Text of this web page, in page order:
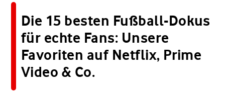
Die 15 besten Fußball-Dokus
für echte Fans: Unsere
Favoriten auf Netflix, Prime
Video & Co.